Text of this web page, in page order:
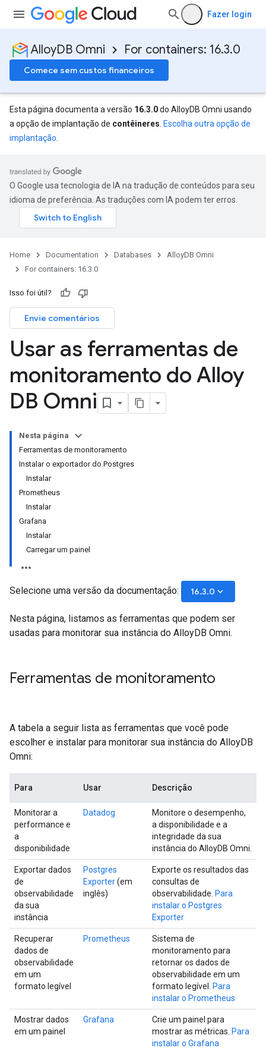
Fazer login
AlloyDB Omni For containers: 16.3.0
Comece sem custos financeiros
Esta página documenta a versão 16.3.0do AlloyDB Omni usando
a opção de implantação de contêineres Escolha outra opção de
implantação
O Google usa tecnologia de IA na tradução de conteúdos para seu
idioma de preferência. As traduções com IA podem ter erros.
Home Documentation Databases
AlloyDB Omni
For containers: 16.3.0
Isso foi útil?
Envie comentários
Usar as ferramentas de
monitoramento do Alloy
DB Omni
Nesta página
Ferramentas de monitoramento
Instalar o exportador do Postgres
Instalar
Prometheus
Instalar
Grafana
Instalar
Carregar um painel
Selecione uma versão da documentação: 16.3.0 keyboard_arrow_down
Nesta página, listamos as ferramentas que podem ser
usadas para monitorar sua instância do AlloyDB Omni.
Ferramentas de monitoramento
A tabela a seguir lista as ferramentas que você pode
escolher e instalar para monitorar sua instância do AlloyDB
Omni:
Para Usar Descrição
Monitorar a
performance e
a
disponibilidade
Datadog
Monitore o desempenho,
a disponibilidade e a
integridade da sua
instância do AlloyDB Omni.
Exportar dados
de
observabilidade
da sua
instância
Postgres
Exporter(em
inglês)
Exporte os resultados das
consultas de
observabilidade. Para
instalar o Postgres
Exporter
Recuperar
dados de
observabilidade
em um
formato legível
Prometheus
Sistema de
monitoramento para
retornar os dados de
observabilidade em um
formato legível.
Para
instalar o Prometheus
Mostrar dados
em um painel
Grafana
Crie um painel para
mostrar as métricas. Para
instalar o Grafana